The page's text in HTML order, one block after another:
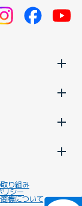
り組み
シー
商標について